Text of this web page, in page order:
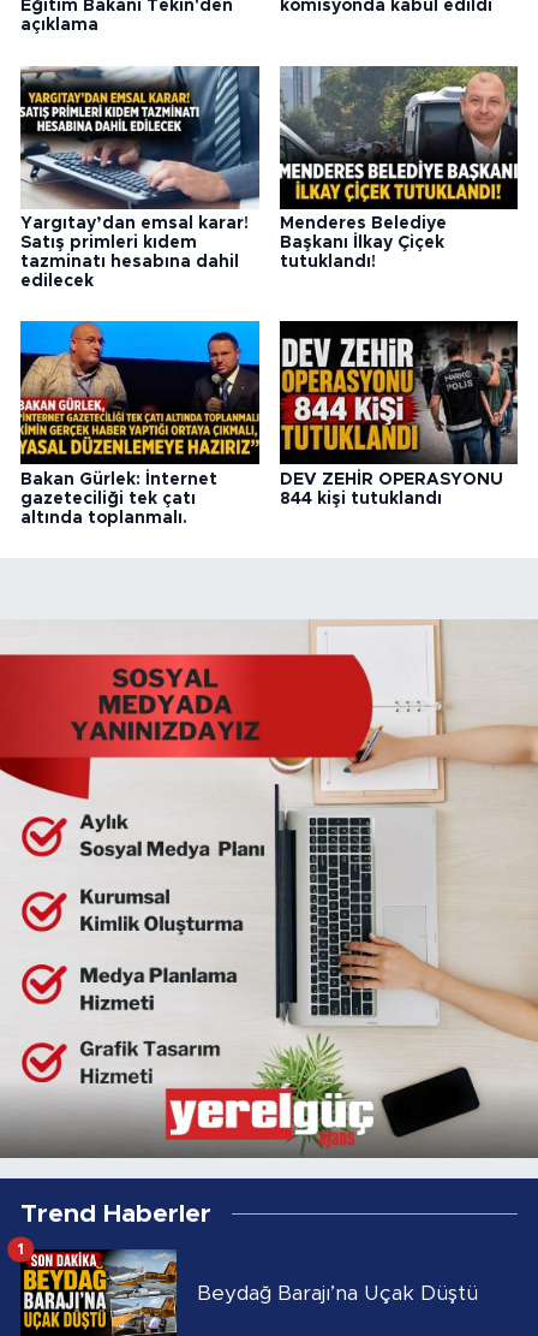
Eğitim Bakanı Tekin'den
açıklama
komisyonda kabul edildi
Yargıtay’dan emsal karar!
Satış primleri kıdem
tazminatı hesabına dahil
edilecek
Menderes Belediye
Başkanı İlkay Çiçek
tutuklandı!
Bakan Gürlek: İnternet
gazeteciliği tek çatı
altında toplanmalı.
DEV ZEHİR OPERASYONU
844 kişi tutuklandı
Trend Haberler
Beydağ Barajı’na Uçak Düştü
1